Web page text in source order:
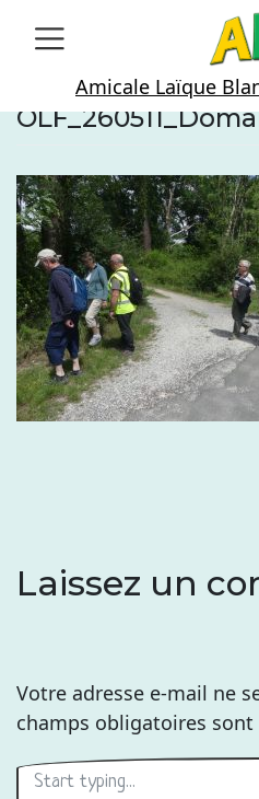
Amicale Laïque
Laissez un
Votre adresse e-mail ne
champs obligatoires sont